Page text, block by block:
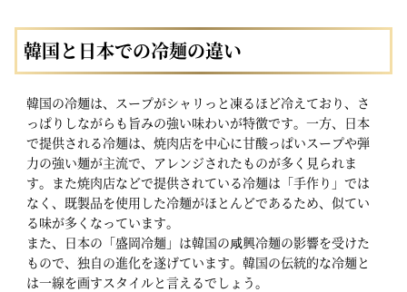
韓国と日本での冷麺の違い
韓国の冷麺は、スープがシャリっと凍るほど冷えており、さ
っぱりしながらも旨みの強い味わいが特徴です。一方、日本
で提供される冷麺は、焼肉店を中心に甘酸っぱいスープや弾
力の強い麺が主流で、アレンジされたものが多く見られま
す。また焼肉店などで提供されている冷麺は「手作り」では
なく、既製品を使用した冷麺がほとんどであるため、似てい
る味が多くなっています。
また、日本の「盛岡冷麺」は韓国の咸興冷麺の影響を受けた
もので、独自の進化を遂げています。韓国の伝統的な冷麺と
は一線を画すスタイルと言えるでしょう。